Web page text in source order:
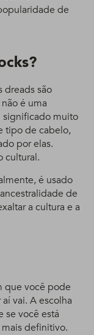
de
dreads são
é uma
significado muito
tipo de cabelo,
por elas.
cultural.
é usado
de
a cultura e a
que você pode
vai. A escolha
se você está
definitivo.